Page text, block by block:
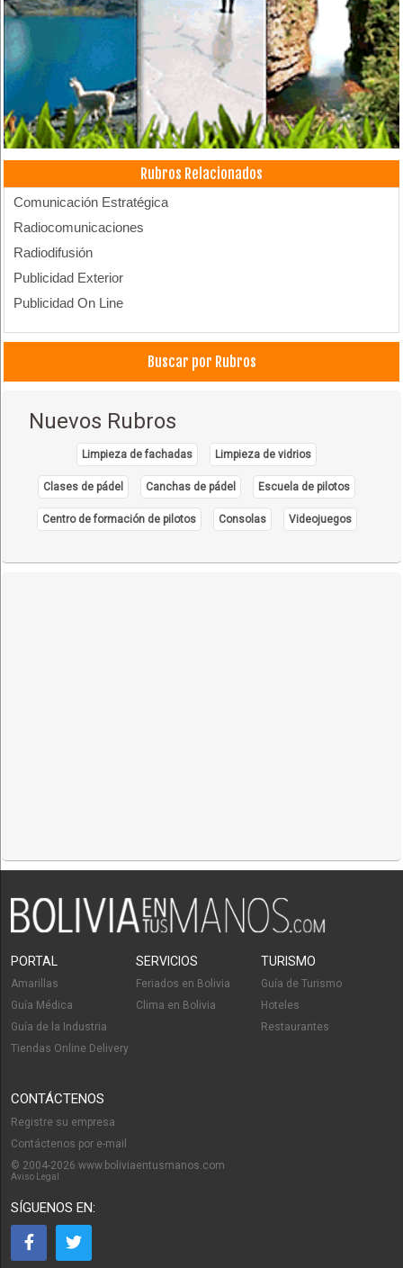
Rubros Relacionados
Comunicación Estratégica
Radiocomunicaciones
Radiodifusión
Publicidad Exterior
Publicidad On Line
Buscar por Rubros
Nuevos Rubros
Limpieza de fachadas Limpieza de vidrios
Clases de pádel Canchas de pádel Escuela de pilotos
Centro de formación de pilotos Consolas Videojuegos
PORTAL
Amarillas
Guía Médica
Guía de la Industria
Tiendas Online Delivery
SERVICIOS
Feriados en Bolivia
Clima en Bolivia
TURISMO
Guía de Turismo
Hoteles
Restaurantes
CONTÁCTENOS
Registre su empresa
Contáctenos por e-mail
© 2004-2026 www.boliviaentusmanos.com
Aviso Legal
SÍGUENOS EN: